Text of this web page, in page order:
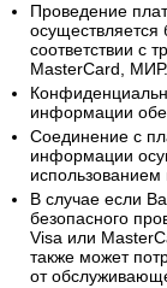
Проведение
осуществляется
соответствии с
MasterCard, МИР.
информации
Соединение с
информации
В случае если
безопасного
Visa или
также может
от